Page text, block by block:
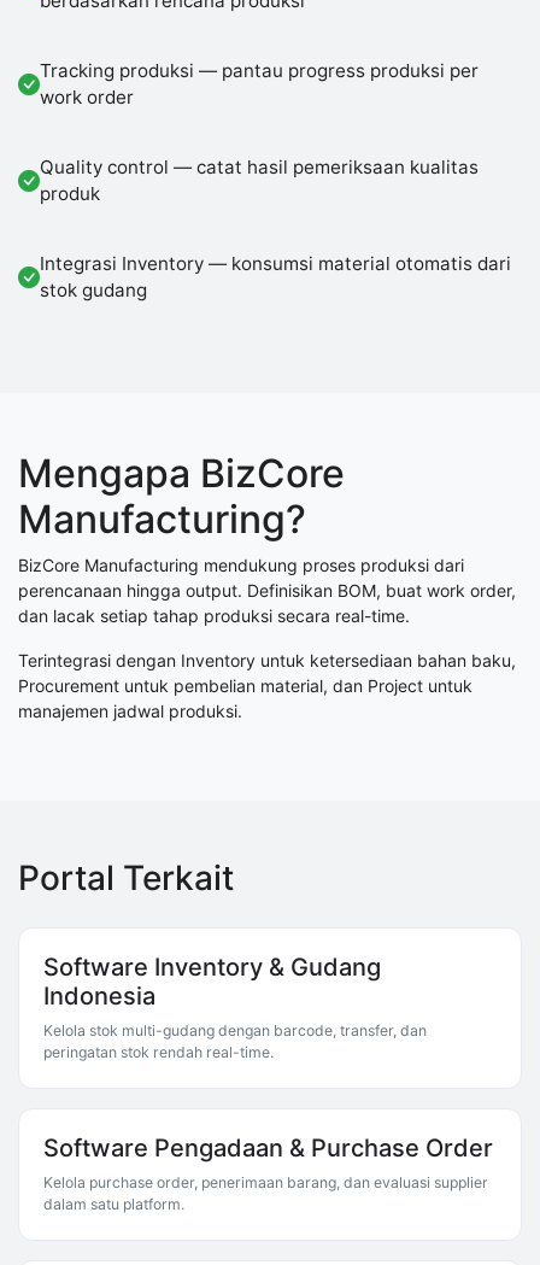
Tracking produksi — pantau progress produksi per
work order
Quality control — catat hasil pemeriksaan kualitas
produk
Integrasi Inventory — konsumsi material otomatis dari
stok gudang
Mengapa BizCore
Manufacturing?
BizCore Manufacturing mendukung proses produksi dari
perencanaan hingga output. Definisikan BOM, buat work order,
dan lacak setiap tahap produksi secara real-time.
Terintegrasi dengan Inventory untuk ketersediaan bahan baku,
Procurement untuk pembelian material, dan Project untuk
manajemen jadwal produksi.
Portal Terkait
Software Inventory & Gudang
Indonesia
Kelola stok multi-gudang dengan barcode, transfer, dan
peringatan stok rendah real-time.
Software Pengadaan & Purchase Order
Kelola purchase order, penerimaan barang, dan evaluasi supplier
dalam satu platform.